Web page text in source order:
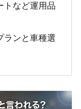
トなど運用品
ランと車種選